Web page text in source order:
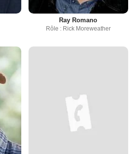
Ray Romano
Rôle : Rick Moreweather